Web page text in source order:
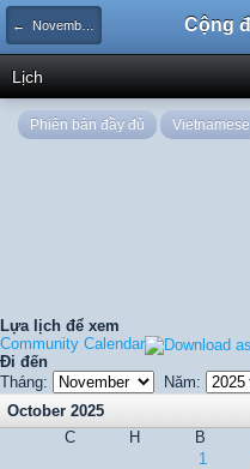
← November 2025
Lịch
Lựa lịch để xem
Community Calendar
Đi đến
Tháng:
Năm:
October 2025
C
H B
1
Phiên bản đầy đủ Vietnamese